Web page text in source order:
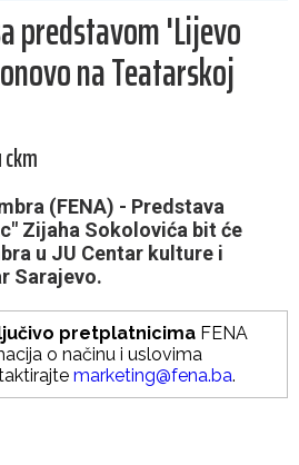
predstavom 'Lijevo
na Teatarskoj
(FENA) - Predstava
Zijaha Sokolovića bit će
u JU Centar kulture i
Sarajevo.
pretplatnicima FENA
o načinu i uslovima
marketing@fena.ba.